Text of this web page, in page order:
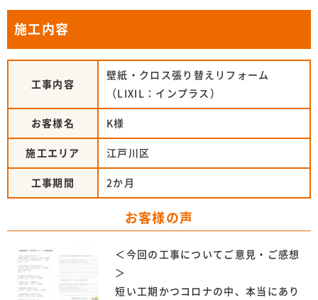
施工内容
工事内容
壁紙・クロス張り替えリフォーム
（LIXIL：インプラス）
お客様名 K様
施工エリア 江戸川区
工事期間 2か月
お客様の声
＜今回の工事についてご意見・ご感想
＞
短い工期かつコロナの中、本当にあり